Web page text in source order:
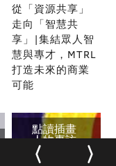
從「資源共享」
走向「智慧共
享」|集結眾人智
慧與專才，MTRL
打造未來的商業
可能
點讀插畫
人物專訪
點讀華山